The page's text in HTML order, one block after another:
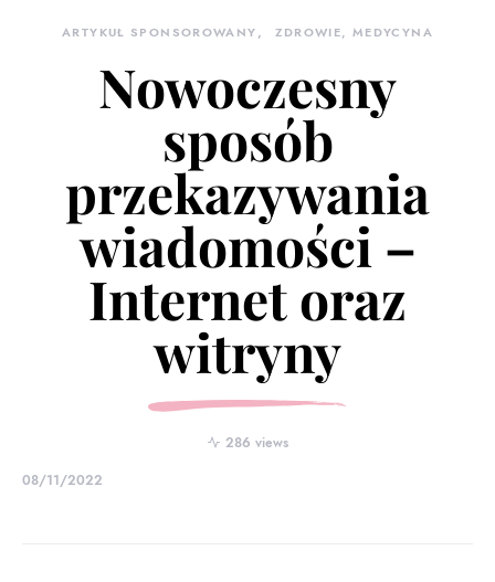
ARTYKUŁ SPONSOROWANY ZDROWIE, MEDYCYNA
Nowoczesny
sposób
przekazywania
wiadomości –
Internet oraz
witryny
286 views
08/11/2022